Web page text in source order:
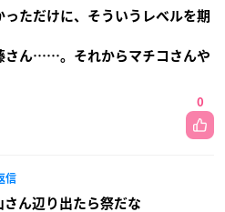
ただけに、そういうレベルを期
さん……。それからマチコさんや
0
信
ん辺り出たら祭だな